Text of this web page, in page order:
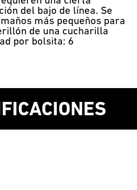
del bajo de línea. Se
más pequeños para
de una cucharilla
por bolsita: 6